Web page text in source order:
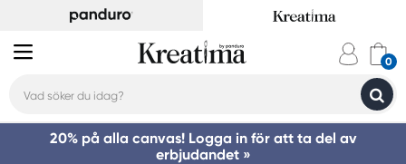
20% på alla canvas! Logga in för att ta del av
erbjudandet »